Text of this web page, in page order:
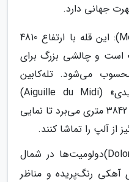
مون بلان (Mont Blanc): این قله با ارتفاع 4810
است و چالشی بزرگ برای
می‌شود. تله‌کابین
مشهور «اگوی دو میدی» (Aiguille du Midi)
گردشگران را به ارتفاع 3842 متری می‌برد تا نمایی
از آلپ را تماشا کنند.
ایتالیا: دولومیت‌ها (Dolomites)دولومیت‌ها در شمال
آهکی رنگ‌پریده و مناظر